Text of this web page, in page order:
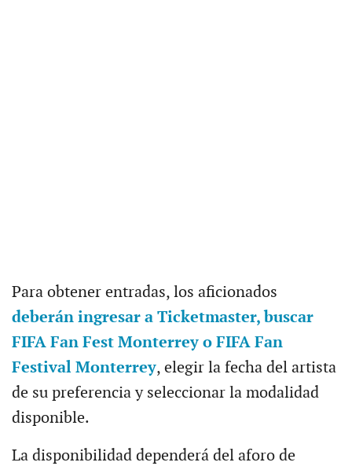
Para obtener entradas, los aficionados
deberán ingresar a Ticketmaster, buscar
FIFA Fan Fest Monterrey o FIFA Fan
Festival Monterrey, elegir la fecha del artista
de su preferencia y seleccionar la modalidad
disponible.
La disponibilidad dependerá del aforo de